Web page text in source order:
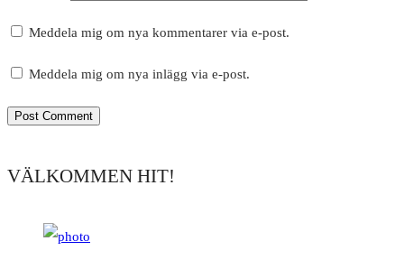
Meddela mig om nya kommentarer via e-post.
Meddela mig om nya inlägg via e-post.
VÄLKOMMEN HIT!